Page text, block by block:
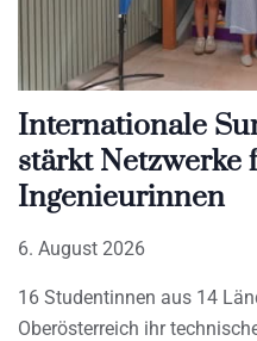
Internationale
stärkt Netzwerke
Ingenieurinnen
6. August 2026
16 Studentinnen aus 14
Oberösterreich ihr